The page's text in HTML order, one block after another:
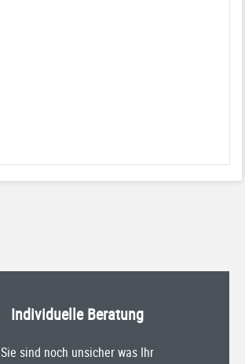
Individuelle Beratung
Sie sind noch unsicher was Ihr